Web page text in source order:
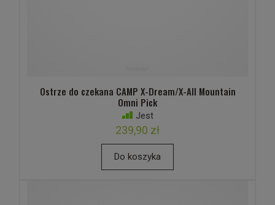
Ostrze do czekana CAMP X-Dream/X-All Mountain
Omni Pick
Jest
239,90 zł
Do koszyka